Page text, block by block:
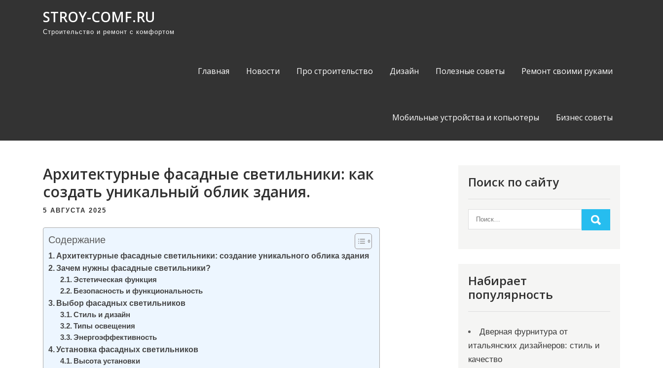
STROY-COMF.RU
Строительство и ремонт с комфортом
Главная Новости Про строительство Дизайн Полезные советы Ремонт своими руками
Мобильные устройства и копьютеры Бизнес советы
Архитектурные фасадные светильники: как
создать уникальный облик здания.
5 АВГУСТА 2025
Содержание
Архитектурные фасадные светильники: создание уникального облика здания
Зачем нужны фасадные светильники?
Эстетическая функция
Безопасность и функциональность
Выбор фасадных светильников
Стиль и дизайн
Типы освещения
Энергоэффективность
Установка фасадных светильников
Высота установки
Поиск по сайту
Набирает
популярность
Дверная фурнитура от
итальянских дизайнеров: стиль и
качество